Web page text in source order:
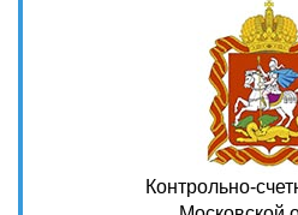
Контрольно-